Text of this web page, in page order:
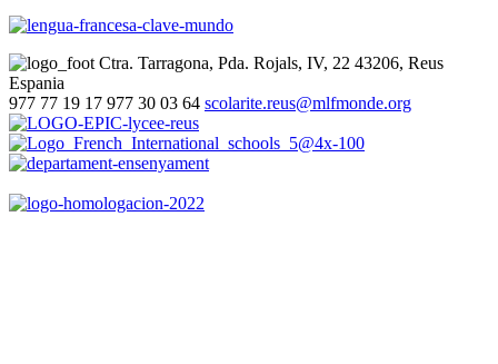
Ctra. Tarragona, Pda. Rojals, IV, 22 43206, Reus
Espania
977 77 19 17 977 30 03 64 scolarite.reus@mlfmonde.org